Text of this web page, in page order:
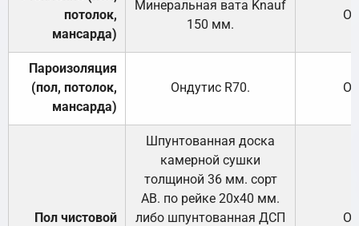
потолок,
мансарда)
Минеральная вата Knauf
150 мм.
Пароизоляция
(пол, потолок,
мансарда)
Ондутис R70.
Пол чистовой
Шпунтованная доска
камерной сушки
толщиной 36 мм. сорт
АВ. по рейке 20х40 мм.
либо шпунтованная ДСП